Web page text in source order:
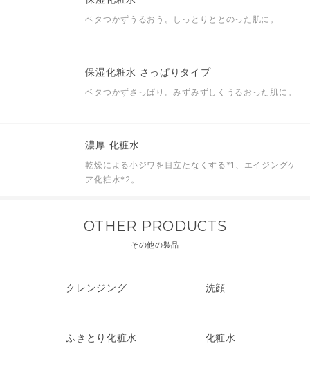
ベタつかずうるおう。しっとりととのった肌に。
保湿化粧水 さっぱりタイプ
ベタつかずさっぱり。みずみずしくうるおった肌に。
濃厚 化粧水
乾燥による小ジワを目立たなくする *1
、エイジングケ
ア化粧水*2 。
OTHER PRODUCTS
その他の製品
クレンジング 洗顔
ふきとり化粧水 化粧水